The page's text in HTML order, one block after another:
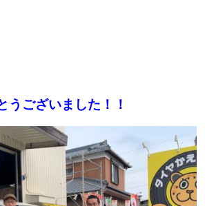
ございました！！